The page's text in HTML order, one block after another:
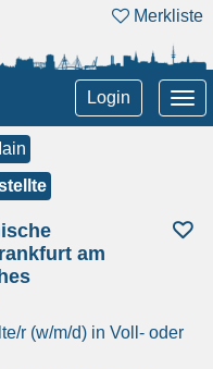
Merkliste
Login
am
r (w/m/d) in Voll- oder